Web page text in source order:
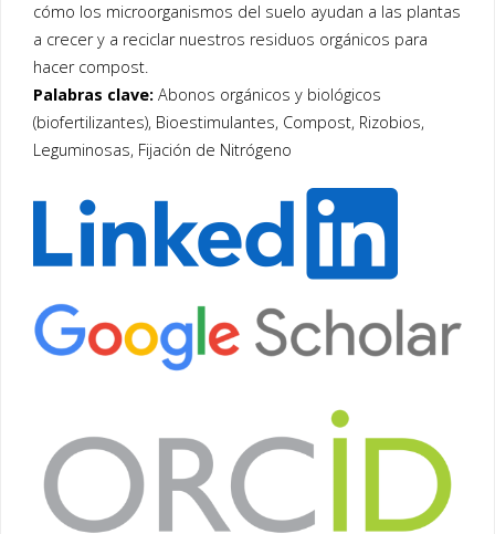
cómo los microorganismos del suelo ayudan a las plantas
a crecer y a reciclar nuestros residuos orgánicos para
hacer compost.
Palabras clave:Abonos orgánicos y biológicos
(biofertilizantes), Bioestimulantes, Compost, Rizobios,
Leguminosas, Fijación de Nitrógeno